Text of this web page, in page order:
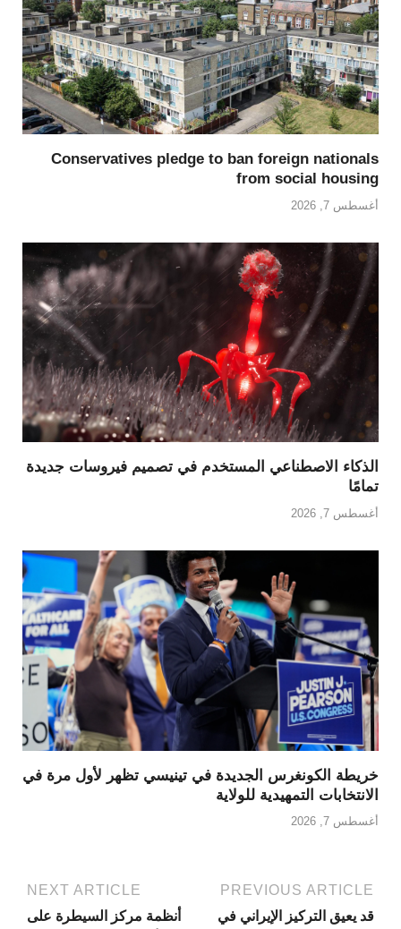
Conservatives pledge to ban foreign nationals
from social housing
أغسطس 7, 2026
الذكاء الاصطناعي المستخدم في تصميم فيروسات جديدة
تمامًا
أغسطس 7, 2026
خريطة الكونغرس الجديدة في تينيسي تظهر لأول مرة في
الانتخابات التمهيدية للولاية
أغسطس 7, 2026
PREVIOUS ARTICLE
قد يعيق التركيز الإيراني في
NEXT ARTICLE
أنظمة مركز السيطرة على